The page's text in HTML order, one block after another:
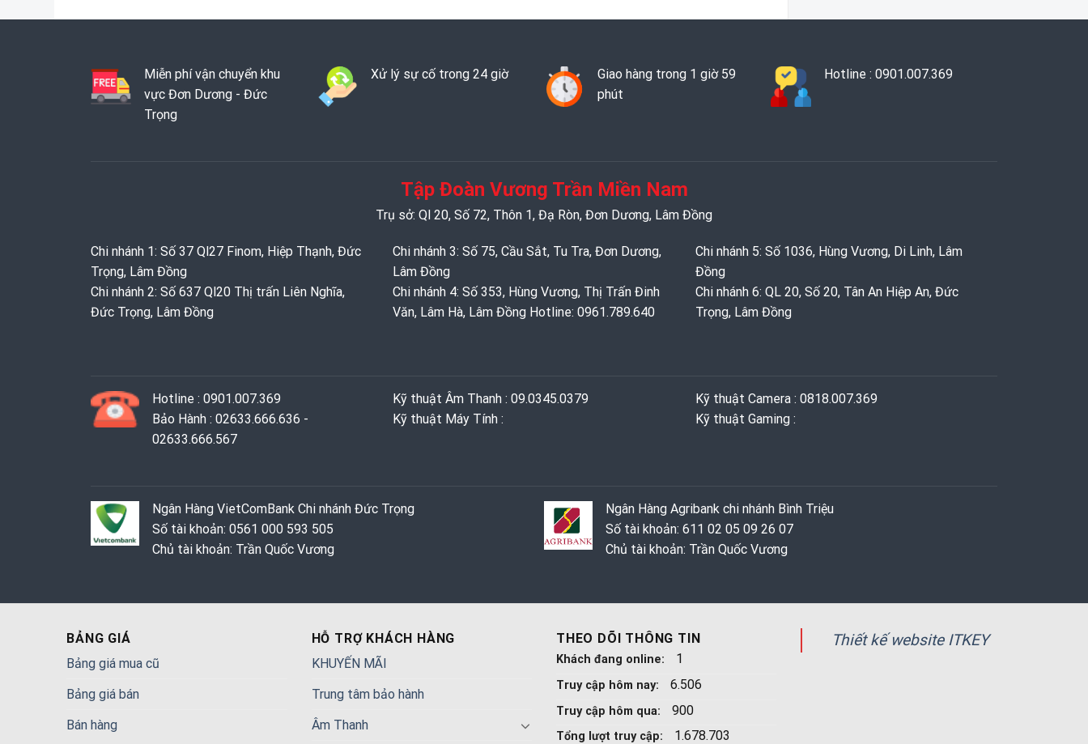
Miễn phí vận chuyển khu
vực Đơn Dương - Đức
Trọng
Xử lý sự cố trong 24 giờ
Giao hàng trong 1 giờ 59
phút
Hotline : 0901.007.369
Tập Đoàn Vương Trần Miền Nam
Trụ sở: Ql 20, Số 72, Thôn 1, Đạ Ròn, Đơn Dương, Lâm Đồng
Chi nhánh 1: Số 37 Ql27 Finom, Hiệp Thạnh, Đức
Trọng, Lâm Đồng
Chi nhánh 2: Số 637 Ql20 Thị trấn Liên Nghĩa,
Đức Trọng, Lâm Đồng
Chi nhánh 3: Số 75, Cầu Sắt, Tu Tra, Đơn Dương,
Lâm Đồng
Chi nhánh 4: Số 353, Hùng Vương, Thị Trấn Đinh
Văn, Lâm Hà, Lâm Đồng Hotline: 0961.789.640
Chi nhánh 5: Số 1036, Hùng Vương, Di Linh, Lâm
Đồng
Chi nhánh 6: QL 20, Số 20, Tân An Hiệp An, Đức
Trọng, Lâm Đồng
Hotline : 0901.007.369
Bảo Hành : 02633.666.636 -
02633.666.567
Kỹ thuật Âm Thanh : 09.0345.0379
Kỹ thuật Máy Tính :
Kỹ thuật Camera : 0818.007.369
Kỹ thuật Gaming ‭: ‬
Ngân Hàng VietComBank Chi nhánh Đức Trọng
Số tài khoản: 0561 000 593 505
Chủ tài khoản: Trần Quốc Vương
Ngân Hàng Agribank chi nhánh Bình Triệu
Số tài khoản: 611 02 05 09 26 07
Chủ tài khoản: Trần Quốc Vương
BẢNG GIÁ
Bảng giá mua cũ
Bảng giá bán
Bán hàng
HỖ TRỢ KHÁCH HÀNG
KHUYẾN MÃI
Trung tâm bảo hành
Âm Thanh
THEO DÕI THÔNG TIN
Khách đang online: 1
Truy cập hôm nay: 6.506
Truy cập hôm qua: 900
Tổng lượt truy cập: 1.678.703
Thiết kế website ITKEY